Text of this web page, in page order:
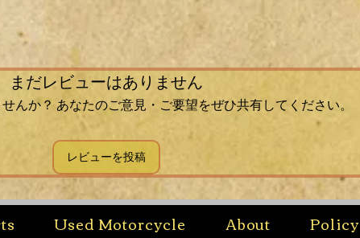
まだレビューはありません
んか？ あなたのご意見・ご要望をぜひ共有してください。
レビューを投稿
Used Motorcycle About Policy